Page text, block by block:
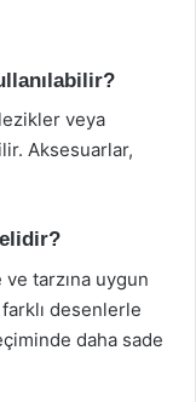
veya
Aksesuarlar,
tarzına uygun
desenlerle
daha sade